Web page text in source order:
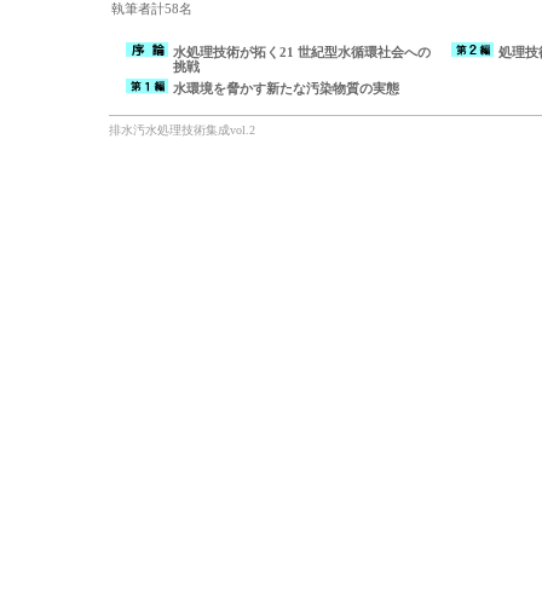
執筆者計58名
水処理技術が拓く21 世紀型水循環社会への
挑戦
水環境を脅かす新たな汚染物質の実態
処理技
排水汚水処理技術集成vol.2